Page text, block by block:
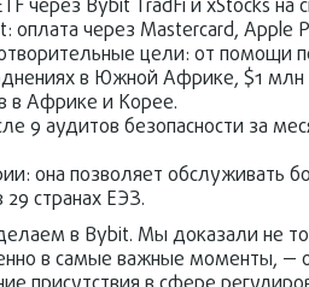
через Bybit TradFi и xStocks на
оплата через Mastercard, Apple
цели: от
в Южной Африке, $1 млн
в Африке и Корее.
9 аудитов безопасности за
она позволяет
странах ЕЭЗ.
в Bybit. Мы доказали не
в самые важные моменты, —